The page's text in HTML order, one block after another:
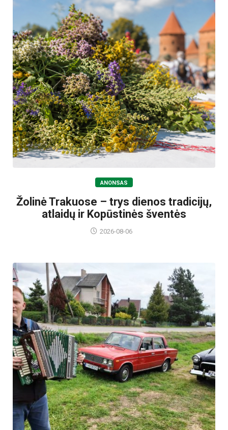
ANONSAS
Žolinė Trakuose – trys dienos tradicijų,
atlaidų ir Kopūstinės šventės
2026-08-06